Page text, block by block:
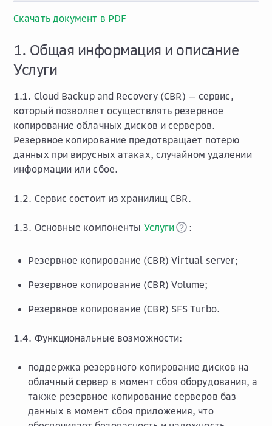
Скачать документ в PDF
1. Общая информация и описание
Услуги
1.1. Cloud Backup and Recovery (CBR) — сервис,
который позволяет осуществлять резервное
копирование облачных дисков и серверов.
Резервное копирование предотвращает потерю
данных при вирусных атаках, случайном удалении
информации или сбое.
1.2. Сервис состоит из хранилищ CBR.
1.3. Основные компоненты Услуги :
Резервное копирование (CBR) Virtual server;
Резервное копирование (CBR) Volume;
Резервное копирование (CBR) SFS Turbo.
1.4. Функциональные возможности:
поддержка резервного копирование дисков на
облачный сервер в момент сбоя оборудования, а
также резервное копирование серверов баз
данных в момент сбоя приложения, что